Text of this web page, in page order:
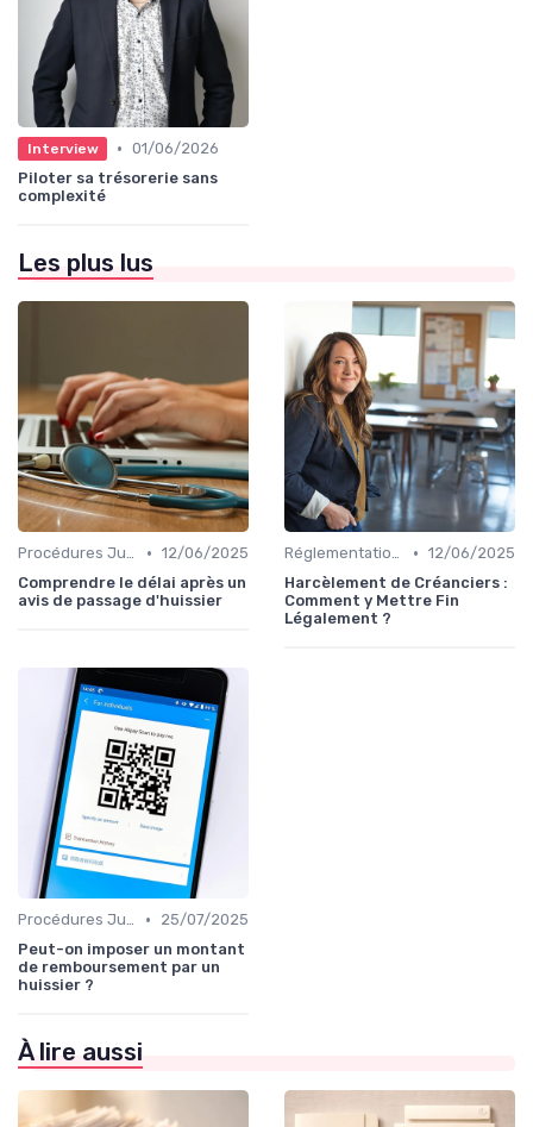
Interview • 01/06/2026
Piloter sa trésorerie sans
complexité
Les plus lus
Procédures Judiciaires et Contentieuses • 12/06/2025
Comprendre le délai après un
avis de passage d'huissier
Réglementations sur le Harcèlement de Créanciers • 12/06/2025
Harcèlement de Créanciers :
Comment y Mettre Fin
Légalement ?
Procédures Judiciaires et Contentieuses •
25/07/2025
Peut-on imposer un montant
de remboursement par un
huissier ?
À lire aussi